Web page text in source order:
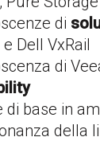
di
Dell VxRail
di
di base in
della